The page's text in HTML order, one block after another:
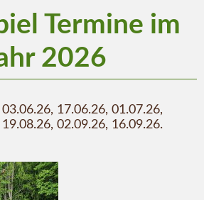
Termine im
2026
17.06.26, 01.07.26,
02.09.26, 16.09.26.